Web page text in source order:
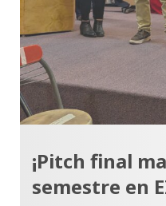
¡Pitch final
semestre en